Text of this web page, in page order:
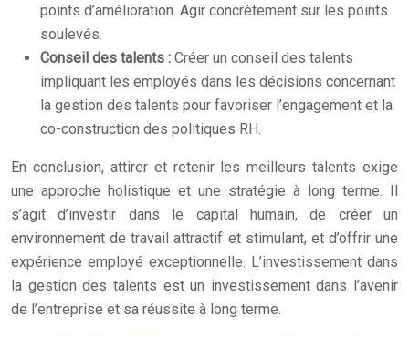
points d’amélioration. Agir concrètement sur les points
soulevés.
Conseil des talents : Créer un conseil des talents
impliquant les employés dans les décisions concernant
la gestion des talents pour favoriser l’engagement et la
co-construction des politiques RH.
En conclusion, attirer et retenir les meilleurs talents exige
une approche holistique et une stratégie à long terme. Il
s’agit d’investir dans le capital humain, de créer un
environnement de travail attractif et stimulant, et d’offrir une
expérience employé exceptionnelle. L’investissement dans
la gestion des talents est un investissement dans l’avenir
de l’entreprise et sa réussite à long terme.